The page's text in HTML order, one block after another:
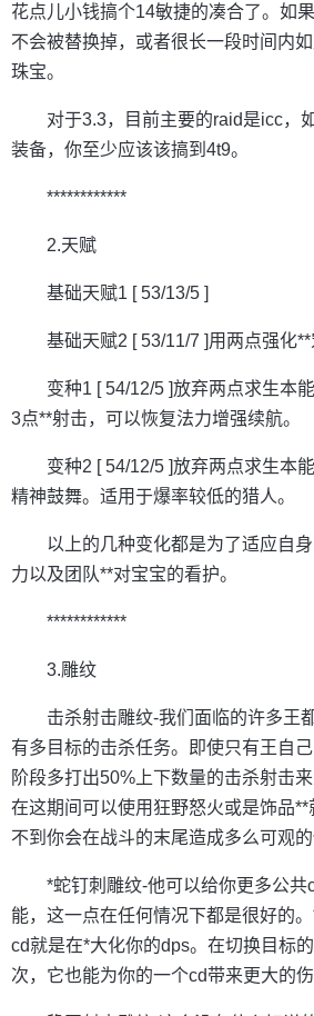
花点儿小钱搞个14敏捷的凑合了。如
不会被替换掉，或者很长一段时间内
珠宝。
对于3.3，目前主要的raid是icc，
装备，你至少应该该搞到4t9。
************
2.天赋
基础天赋1 [ 53/13/5 ]
基础天赋2 [ 53/11/7 ]用两点强化
变种1 [ 54/12/5 ]放弃两点求生本
3点**射击，可以恢复法力增强续航。
变种2 [ 54/12/5 ]放弃两点求生本
精神鼓舞。适用于爆率较低的猎人。
以上的几种变化都是为了适应自
力以及团队**对宝宝的看护。
************
3.雕纹
击杀射击雕纹-我们面临的许多王
有多目标的击杀任务。即使只有王自
阶段多打出50%上下数量的击杀射击
在这期间可以使用狂野怒火或是饰品
不到你会在战斗的末尾造成多么可观的
*蛇钉刺雕纹-他可以给你更多公
能，这一点在任何情况下都是很好的
cd就是在*大化你的dps。在切换目标
次，它也能为你的一个cd带来更大的伤